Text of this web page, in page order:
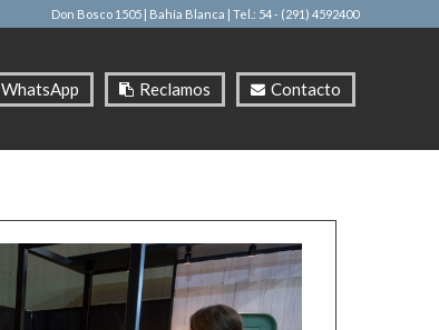
Don Bosco 1505 | Bahía Blanca | Tel.: 54 - (291) 4592400
WhatsApp Reclamos Contacto